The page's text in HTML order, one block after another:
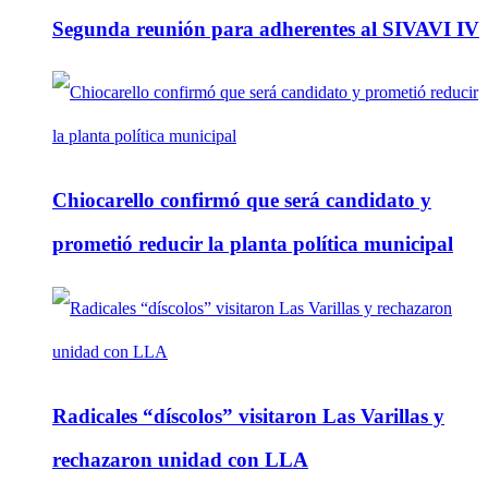
Segunda reunión para adherentes al SIVAVI IV
Chiocarello confirmó que será candidato y
prometió reducir la planta política municipal
Radicales “díscolos” visitaron Las Varillas y
rechazaron unidad con LLA